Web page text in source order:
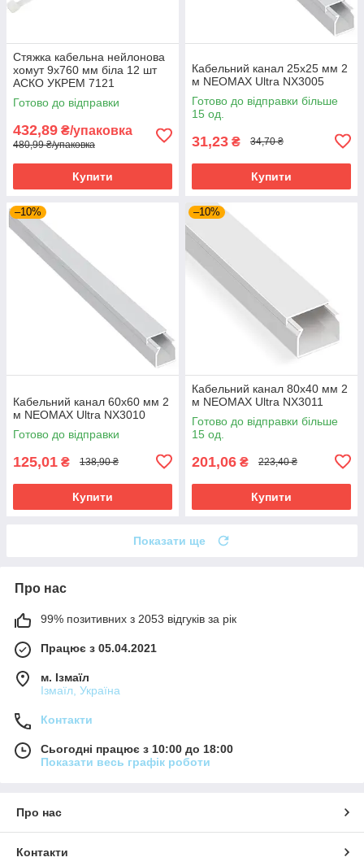
Стяжка кабельна нейлонова
хомут 9х760 мм біла 12 шт
АСКО УКРЕМ 7121
Готово до відправки
432,89 ₴/упаковка
480,99 ₴/упаковка
Купити
Кабельний канал 25х25 мм 2
м NEOMAX Ultra NX3005
Готово до відправки більше
15 од.
31,23 ₴ 34,70 ₴
Купити
–10%
Кабельний канал 60х60 мм 2
м NEOMAX Ultra NX3010
Готово до відправки
125,01 ₴ 138,90 ₴
Купити
–10%
Кабельний канал 80х40 мм 2
м NEOMAX Ultra NX3011
Готово до відправки більше
15 од.
201,06 ₴ 223,40 ₴
Купити
Показати ще
Про нас
99% позитивних з 2053 відгуків за рік
Працює з 05.04.2021
м. Ізмаїл
Ізмаїл, Україна
Контакти
Сьогодні працює з 10:00 до 18:00
Показати весь графік роботи
Про нас
Контакти